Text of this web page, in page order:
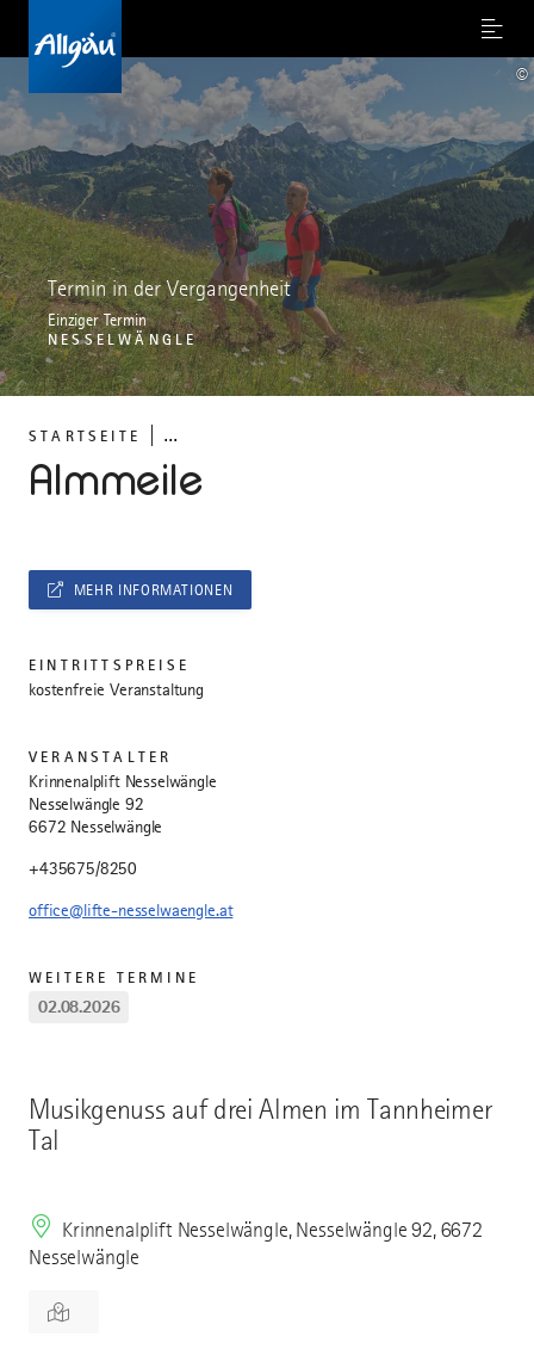
Menu
STARTSEITE ...
Almmeile
Termin in der Vergangenheit
Einziger Termin
NESSELWÄNGLE
©
Musikgenuss auf drei Almen im Tannheimer
Tal
Krinnenalplift Nesselwängle, Nesselwängle 92, 6672
Nesselwängle
MEHR INFORMATIONEN
EINTRITTSPREISE
kostenfreie Veranstaltung
VERANSTALTER
Krinnenalplift Nesselwängle
Nesselwängle 92
6672 Nesselwängle
+435675/8250
office@lifte-nesselwaengle.at
WEITERE TERMINE
02.08.2026